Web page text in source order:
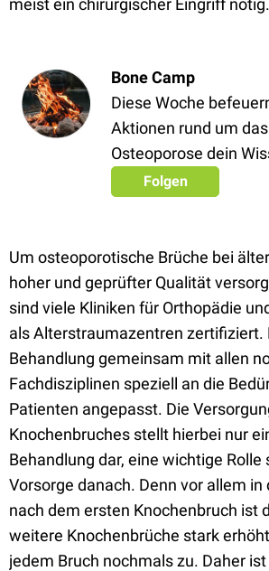
meist ein chirurgischer Eingriff nötig.
Bone Camp
Diese Woche
Aktionen rund um
Osteoporose dein
Folgen
Um osteoporotische Brüche bei
hoher und geprüfter Qualität
sind viele Kliniken für Orthopädie
als Alterstraumazentren zertifiziert.
Behandlung gemeinsam mit allen
Fachdisziplinen speziell an die
Patienten angepasst. Die
Knochenbruches stellt hierbei nur
Behandlung dar, eine wichtige Rolle
Vorsorge danach. Denn vor allem
nach dem ersten Knochenbruch ist
weitere Knochenbrüche stark
jedem Bruch nochmals zu. Daher